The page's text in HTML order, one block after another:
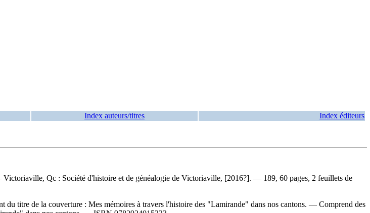
Index auteurs/titres Index éditeurs
Qc : Société d'histoire et de généalogie de Victoriaville, [2016?]. — 189, 60 pages, 2 feuillets de
titre de la couverture : Mes mémoires à travers l'histoire des "Lamirande" dans nos cantons. — Comprend des